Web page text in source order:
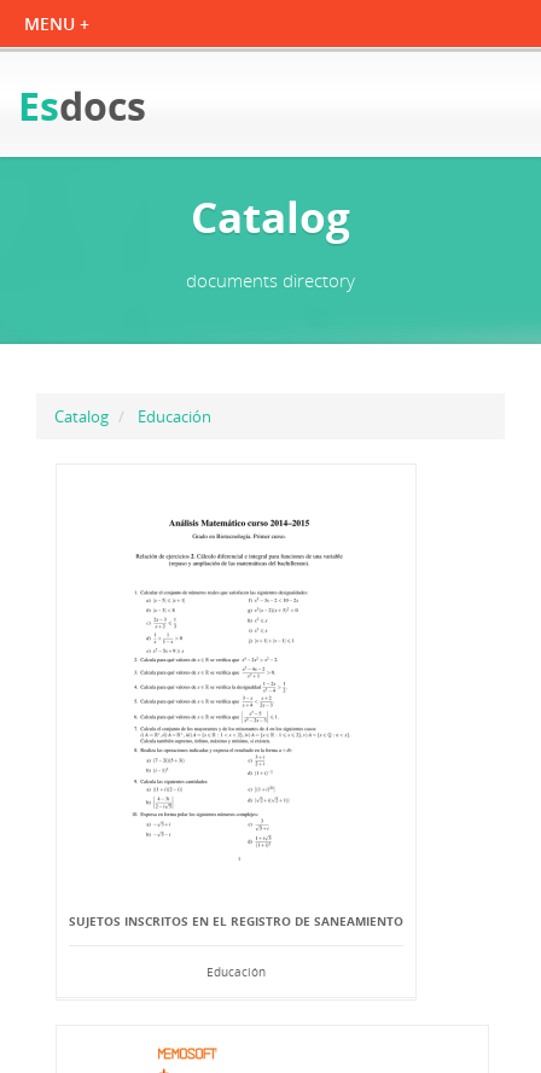
Esdocs
Catalog
documents directory
Catalog Educación
SUJETOS INSCRITOS EN EL REGISTRO DE SANEAMIENTO
Educación